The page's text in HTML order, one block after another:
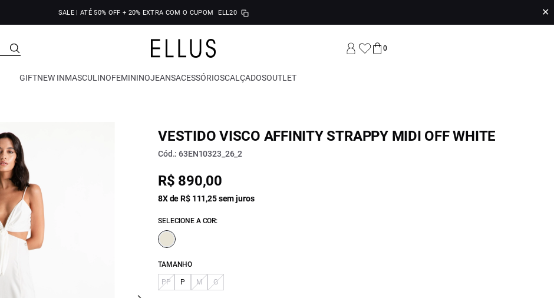
SALE | ATÉ 50% OFF + 20% EXTRA COM O CUPOM ELL20 ✕
0
GIFTNEW INMASCULINOFEMININOJEANSACESSÓRIOSCALÇADOSOUTLET
VESTIDO VISCO AFFINITY STRAPPY MIDI OFF WHITE
Cód.: 63EN10323_26_2
R$ 890,00
8X de R$ 111,25 sem juros
SELECIONE A COR:
TAMANHO
PP P M G